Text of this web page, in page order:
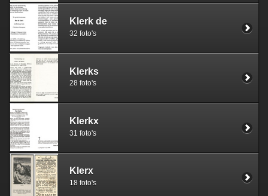
Klerk de
32 foto's
Klerks
28 foto's
Klerkx
31 foto's
Klerx
18 foto's